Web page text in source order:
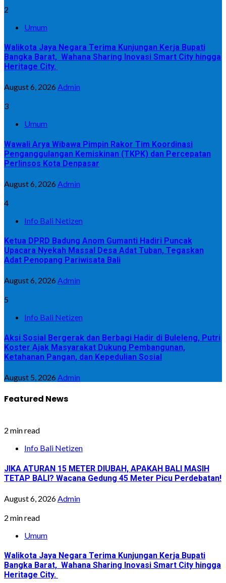
2
Umum
Walikota Jaya Negara Terima Kunjungan Kerja Bupati
Bangka Barat, Wahana Sharing Inovasi Smart City hingga
Heritage City.
August 6, 2026 Admin
3
Umum
Wawali Arya Wibawa Pimpin Rakor Tim Koordinasi
Penganggulangan Kemiskinan (TKPK) dan Percepatan
Perlinsos Kota Denpasar
August 6, 2026 Admin
4
Info Bali Netizen
Ketua DPRD Badung Anom Gumanti Hadiri Puncak
Upacara Nyekah Massal Desa Adat Tuban, Tegaskan
Adat Penopang Pariwisata Bali
August 6, 2026 Admin
5
Info Bali Netizen
Aksi Sosial Bergerak dan Berbagi Hadir di Buleleng, Putri
Koster Ajak Masyarakat Dukung Pembangunan,
Ketahanan Pangan, dan Kepedulian Sosial
August 5, 2026 Admin
Featured News
2 min read
Info Bali Netizen
JIKA ATURAN 15 METER DIUBAH, APAKAH BALI MASIH
TETAP BALI? Wacana Gedung 45 Meter Picu Perdebatan!
August 6, 2026Admin
2 min read
Umum
Walikota Jaya Negara Terima Kunjungan Kerja Bupati
Bangka Barat, Wahana Sharing Inovasi Smart City hingga
Heritage City.